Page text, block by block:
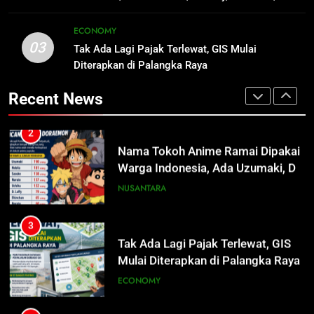
3
Tak Ada Lagi Pajak Terlewat, GIS
Mulai Diterapkan di Palangka Raya
Lulusan Siap Kerja Melalui
Program Magang Berdampak
ECONOMY
5
Permukiman di Pasar Besar
Palangka Raya, Diduga Sengaja
Dibakar Penghuninya
HUKUM DAN KRIMINAL
6
hingga Doraemon
03
ECONOMY
Tak Ada Lagi Pajak Terlewat, GIS Mulai
Diterapkan di Palangka Raya
Recent News
NUSANTARA
2
Nama Tokoh Anime Ramai Dipakai
Warga Indonesia, Ada Uzumaki, D.
Luffy, Shinchan, hingga Doraemon
3
Tak Ada Lagi Pajak Terlewat, GIS
Mulai Diterapkan di Palangka Raya
4
Manajemen FEB UPR Cetak
Lulusan Siap Kerja Melalui
Program Magang Berdampak